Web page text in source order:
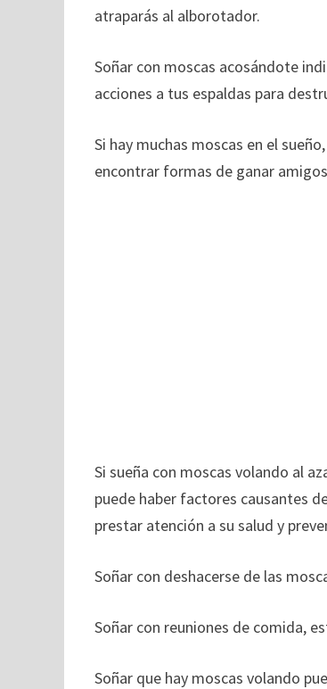
atraparás al alborotador.
Soñar con moscas acosándote
acciones a tus espaldas para
Si hay muchas moscas en el
encontrar formas de ganar
Si sueña con moscas volando al
puede haber factores causantes
prestar atención a su salud y
Soñar con deshacerse de las
Soñar con reuniones de comida,
Soñar que hay moscas volando